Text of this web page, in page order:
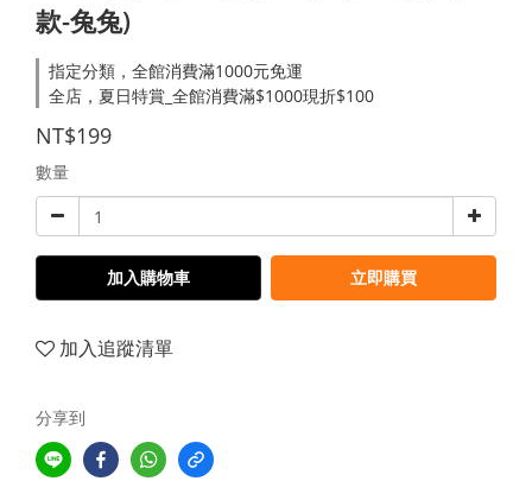
款-兔兔)
指定分類，全館消費滿1000元免運
全店，夏日特賞_全館消費滿$1000現折$100
NT$199
數量
加入購物車 立即購買
加入追蹤清單
分享到